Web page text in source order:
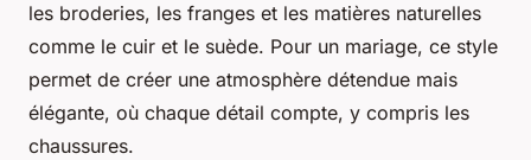
les broderies, les franges et les matières naturelles
comme le cuir et le suède. Pour un mariage, ce style
permet de créer une atmosphère détendue mais
élégante, où chaque détail compte, y compris les
chaussures.